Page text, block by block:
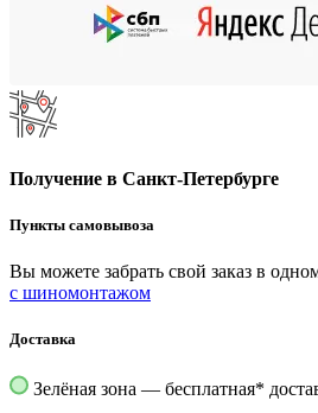
Получение в Санкт-Петербурге
Пункты самовывоза
Вы можете забрать свой заказ в
с шиномонтажом
Доставка
Зелёная зона — бесплатная*